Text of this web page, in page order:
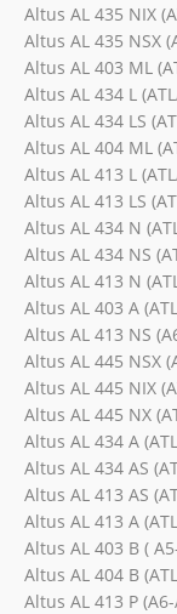
Altus AL 435 NIX
Altus AL 435 NSX
Altus AL 403 ML
Altus AL 434 L
Altus AL 434 LS
Altus AL 404 ML
Altus AL 413 L
Altus AL 413 LS
Altus AL 434 N
Altus AL 434 NS
Altus AL 413 N
Altus AL 403 A
Altus AL 413 NS
Altus AL 445 NSX
Altus AL 445 NIX
Altus AL 445 NX
Altus AL 434 A
Altus AL 434 AS
Altus AL 413 AS
Altus AL 413 A
Altus AL 403 B (
Altus AL 404 B
Altus AL 413 P (A6-